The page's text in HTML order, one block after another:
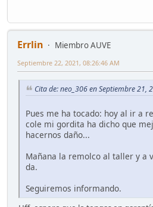
Errlin
Miembro AUVE
Septiembre 22, 2021, 08:26:46 AM
Cita de: neo_306 en Septiembre 21,
Pues me ha tocado: hoy al ir a
cole mi gordita ha dicho que
hacernos daño...
Mañana la remolco al taller y a
da.
Seguiremos informando.